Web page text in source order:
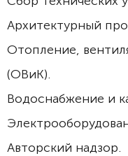
Архитектурный
Отопление,
(ОВиК).
Водоснабжение и
Авторский надзор.